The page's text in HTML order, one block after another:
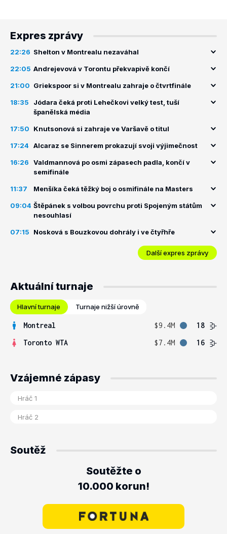
Expres zprávy
22:26 Shelton v Montrealu nezaváhal
22:05 Andrejevová v Torontu překvapivě končí
21:00 Griekspoor si v Montrealu zahraje o čtvrtfinále
18:35
Jódara čeká proti Lehečkovi velký test, tuší
španělská média
17:50 Knutsonová si zahraje ve Varšavě o titul
17:24 Alcaraz se Sinnerem prokazují svoji výjimečnost
16:26
Valdmannová po osmi zápasech padla, končí v
semifinále
11:37 Menšíka čeká těžký boj o osmifinále na Masters
09:04 Štěpánek s volbou povrchu proti Spojeným státům
nesouhlasí
07:15 Nosková s Bouzkovou dohrály i ve čtyřhře
Další expres zprávy
Aktuální turnaje
Hlavní turnaje Turnaje nižší úrovně
Montreal $9.4M
18
Toronto WTA
$7.4M 16
Vzájemné zápasy
Soutěž
Soutěžte o
10.000 korun!